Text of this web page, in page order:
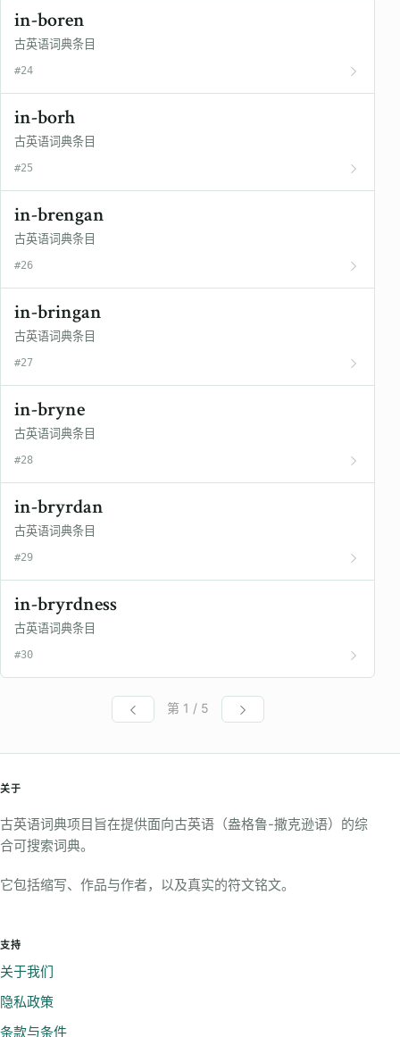
in-boren
古英语词典条目
#24
in-borh
古英语词典条目
#25
in-brengan
古英语词典条目
#26
in-bringan
古英语词典条目
#27
in-bryne
古英语词典条目
#28
in-bryrdan
古英语词典条目
#29
in-bryrdness
古英语词典条目
#30
第 1 / 5
关于
古英语词典项目旨在提供面向古英语（盎格鲁-撒克逊语）的综
合可搜索词典。
它包括缩写、作品与作者，以及真实的符文铭文。
支持
关于我们
隐私政策
条款与条件